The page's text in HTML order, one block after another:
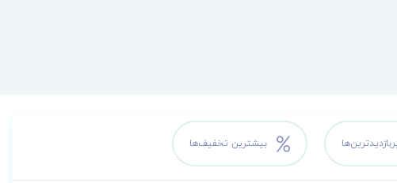
بیشترین تخفیف‌ها